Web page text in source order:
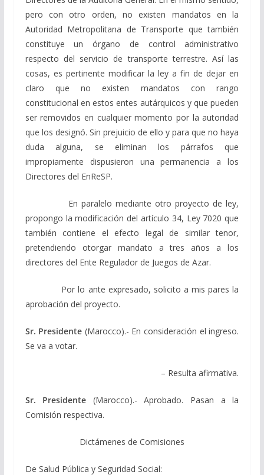
pero con otro orden, no existen mandatos en la
Autoridad Metropolitana de Transporte que también
constituye un órgano de control administrativo
respecto del servicio de transporte terrestre. Así las
cosas, es pertinente modificar la ley a fin de dejar en
claro que no existen mandatos con rango
constitucional en estos entes autárquicos y que pueden
ser removidos en cualquier momento por la autoridad
que los designó. Sin prejuicio de ello y para que no haya
duda alguna, se eliminan los párrafos que
impropiamente dispusieron una permanencia a los
Directores del EnReSP.
En paralelo mediante otro proyecto de ley,
propongo la modificación del artículo 34, Ley 7020 que
también contiene el efecto legal de similar tenor,
pretendiendo otorgar mandato a tres años a los
directores del Ente Regulador de Juegos de Azar.
Por lo ante expresado, solicito a mis pares la
aprobación del proyecto.
Sr. Presidente (Marocco).- En consideración el ingreso.
Se va a votar.
– Resulta afirmativa.
Sr. Presidente (Marocco).- Aprobado. Pasan a la
Comisión respectiva.
Dictámenes de Comisiones
De Salud Pública y Seguridad Social: